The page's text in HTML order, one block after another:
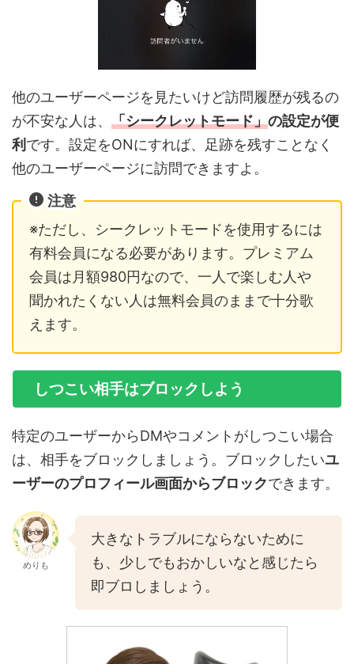
他のユーザーページを見たいけど訪問履歴が残るの
が不安な人は、 「シークレットモード」の設定が便
利 です。設定をONにすれば、足跡を残すことなく
他のユーザーページに訪問できますよ。
注意
※ただし、シークレットモードを使用するには
有料会員になる必要があります。プレミアム
会員は月額980円なので、一人で楽しむ人や
聞かれたくない人は無料会員のままで十分歌
えます。
しつこい相手はブロックしよう
特定のユーザーからDMやコメントがしつこい場合
は、相手をブロックしましょう。ブロックしたいユ
ーザーのプロフィール画面からブロックできます。
めりも
大きなトラブルにならないために
も、少しでもおかしいなと感じたら
即ブロしましょう。